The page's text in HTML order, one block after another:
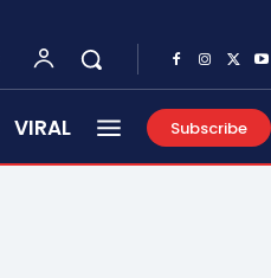
VIRAL Subscribe